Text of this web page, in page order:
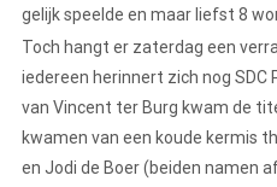
gelijk speelde en maar liefst 8
Toch hangt er zaterdag een
iedereen herinnert zich nog SDC
van Vincent ter Burg kwam de
kwamen van een koude kermis
en Jodi de Boer (beiden namen